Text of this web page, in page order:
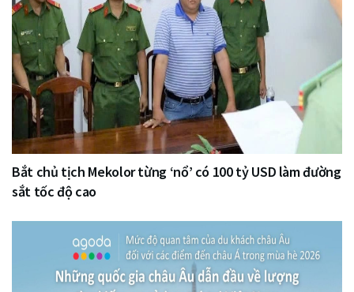
Bắt chủ tịch Mekolor từng ‘nổ’ có 100 tỷ USD làm đường
sắt tốc độ cao